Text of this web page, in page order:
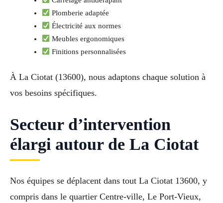
Plomberie adaptée
Électricité aux normes
Meubles ergonomiques
Finitions personnalisées
À La Ciotat (13600), nous adaptons chaque solution à
vos besoins spécifiques.
Secteur d’intervention
élargi autour de La Ciotat
Nos équipes se déplacent dans tout La Ciotat 13600, y
compris dans le quartier Centre-ville, Le Port-Vieux,